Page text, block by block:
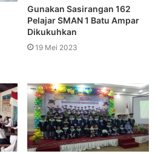
Gunakan Sasirangan 162
Pelajar SMAN 1 Batu Ampar
Dikukuhkan
19 Mei 2023